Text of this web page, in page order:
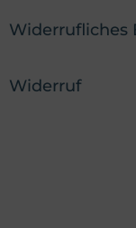
Widerrufliches
Widerruf